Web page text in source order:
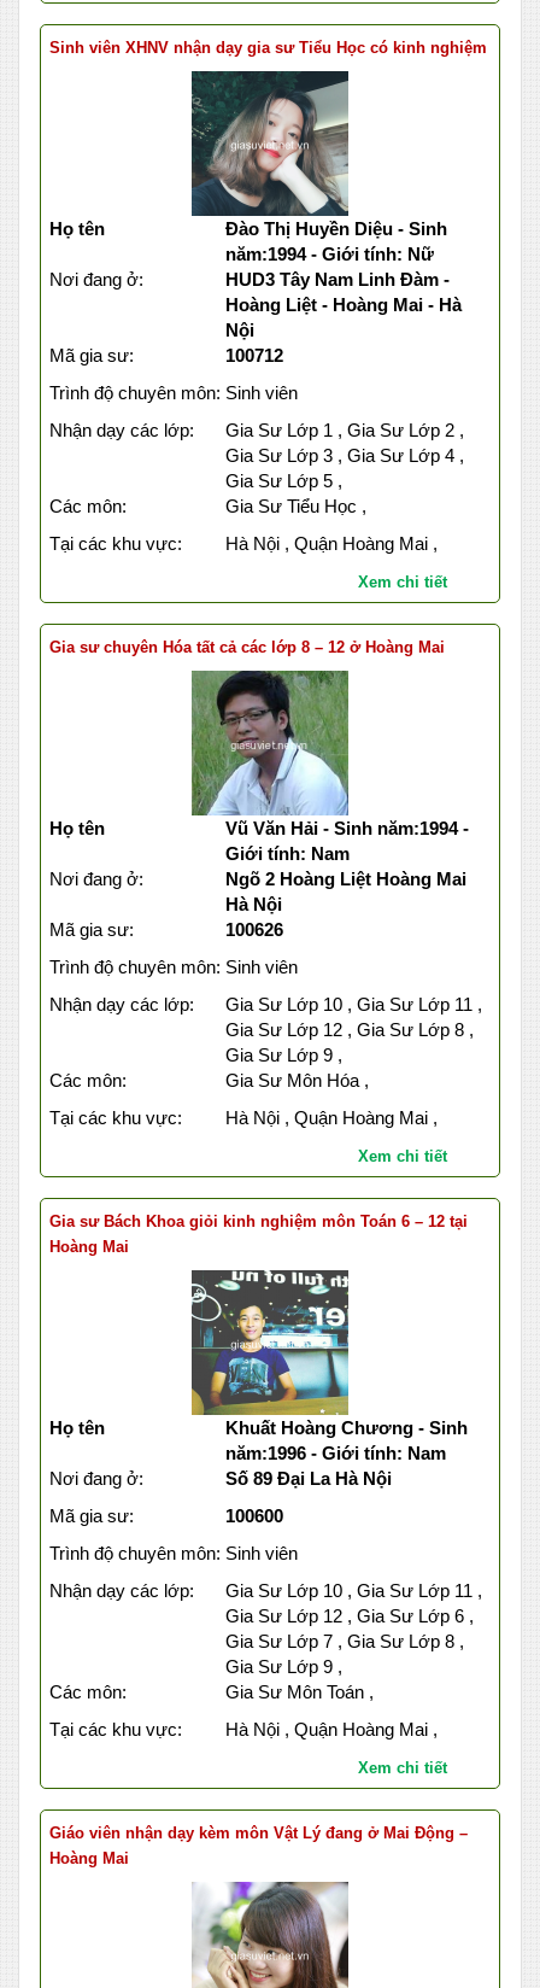
Sinh viên XHNV nhận dạy gia sư Tiểu Học có kinh nghiệm
Họ tên
Đào Thị Huyền Diệu - Sinh
năm:1994 - Giới tính: Nữ
Nơi đang ở:
HUD3 Tây Nam Linh Đàm -
Hoàng Liệt - Hoàng Mai - Hà
Nội
Mã gia sư:
100712
Trình độ chuyên môn: Sinh viên
Nhận dạy các lớp:
Gia Sư Lớp 1 , Gia Sư Lớp 2 ,
Gia Sư Lớp 3 , Gia Sư Lớp 4 ,
Gia Sư Lớp 5 ,
Các môn:
Gia Sư Tiểu Học ,
Tại các khu vực:
Hà Nội , Quận Hoàng Mai ,
Xem chi tiết
Gia sư chuyên Hóa tất cả các lớp 8 – 12 ở Hoàng Mai
Họ tên
Vũ Văn Hải - Sinh năm:1994 -
Giới tính: Nam
Nơi đang ở:
Ngõ 2 Hoàng Liệt Hoàng Mai
Hà Nội
Mã gia sư:
100626
Trình độ chuyên môn: Sinh viên
Nhận dạy các lớp:
Gia Sư Lớp 10 , Gia Sư Lớp 11 ,
Gia Sư Lớp 12 , Gia Sư Lớp 8 ,
Gia Sư Lớp 9 ,
Các môn:
Gia Sư Môn Hóa ,
Tại các khu vực:
Hà Nội , Quận Hoàng Mai ,
Xem chi tiết
Gia sư Bách Khoa giỏi kinh nghiệm môn Toán 6 – 12 tại
Hoàng Mai
Họ tên
Khuất Hoàng Chương - Sinh
năm:1996 - Giới tính: Nam
Nơi đang ở:
Số 89 Đại La Hà Nội
Mã gia sư:
100600
Trình độ chuyên môn: Sinh viên
Nhận dạy các lớp:
Gia Sư Lớp 10 , Gia Sư Lớp 11 ,
Gia Sư Lớp 12 , Gia Sư Lớp 6 ,
Gia Sư Lớp 7 , Gia Sư Lớp 8 ,
Gia Sư Lớp 9 ,
Các môn:
Gia Sư Môn Toán ,
Tại các khu vực:
Hà Nội , Quận Hoàng Mai ,
Xem chi tiết
Giáo viên nhận dạy kèm môn Vật Lý đang ở Mai Động –
Hoàng Mai